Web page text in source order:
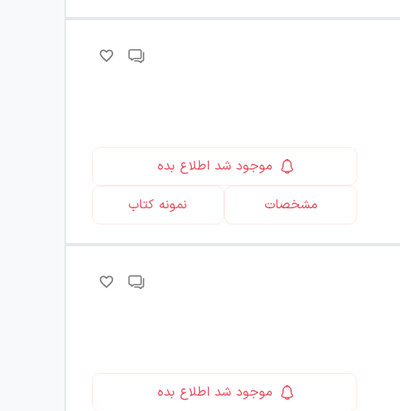
موجود شد اطلاع بده
مشخصات
نمونه کتاب
موجود شد اطلاع بده